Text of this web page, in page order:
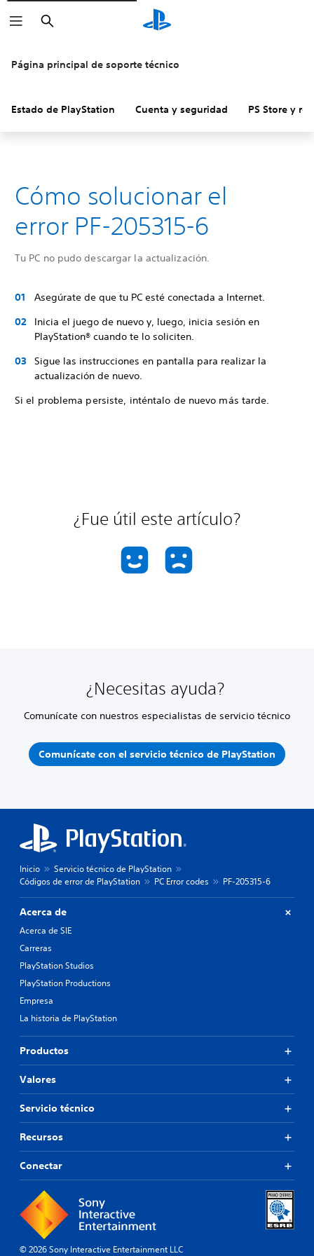
Buscar
Página principal de soporte técnico
Estado de PlayStation Cuenta y seguridad PS Store y
Cómo solucionar el
error PF-205315-6
Tu PC no pudo descargar la actualización.
Asegúrate de que tu PC esté conectada a Internet.
Inicia el juego de nuevo y, luego, inicia sesión en
PlayStation® cuando te lo soliciten.
Sigue las instrucciones en pantalla para realizar la
actualización de nuevo.
Si el problema persiste, inténtalo de nuevo más tarde.
¿Fue útil este artículo?
¿Necesitas ayuda?
Comunícate con nuestros especialistas de servicio técnico
Comunícate con el servicio técnico de PlayStation
Inicio
Servicio técnico de PlayStation
Códigos de error de PlayStation
PC Error codes PF-205315-6
Acerca de
Acerca de SIE
Carreras
PlayStation Studios
PlayStation Productions
Empresa
La historia de PlayStation
Productos
Valores
Servicio técnico
Recursos
Conectar
© 2026 Sony Interactive Entertainment LLC